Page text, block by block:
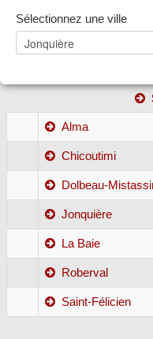
Sélectionnez une ville
Alma
Chicoutimi
Dolbeau-
Jonquière
La Baie
Roberval
Saint-Félicien